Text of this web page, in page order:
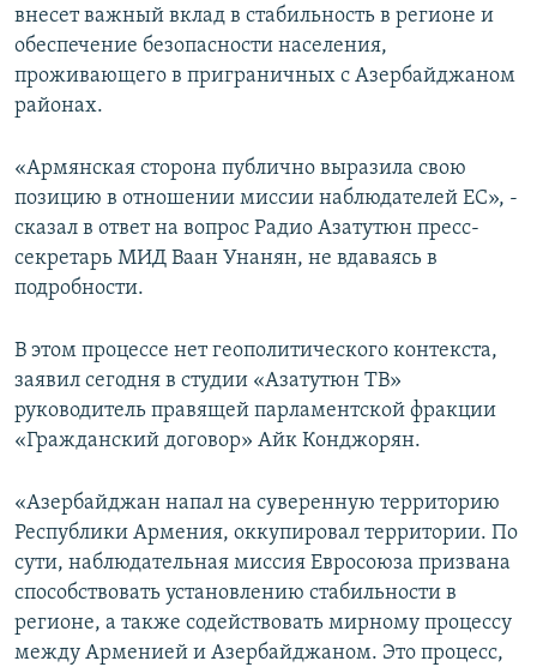
внесет важный вклад в стабильность в регионе и
обеспечение безопасности населения,
проживающего в приграничных с Азербайджаном
районах.
«Армянская сторона публично выразила свою
позицию в отношении миссии наблюдателей ЕС», -
сказал в ответ на вопрос Радио Азатутюн пресс-
секретарь МИД Ваан Унанян, не вдаваясь в
подробности.
В этом процессе нет геополитического контекста,
заявил сегодня в студии «Азатутюн ТВ»
руководитель правящей парламентской фракции
«Гражданский договор» Айк Конджорян.
«Азербайджан напал на суверенную территорию
Республики Армения, оккупировал территории. По
сути, наблюдательная миссия Евросоюза призвана
способствовать установлению стабильности в
регионе, а также содействовать мирному процессу
между Арменией и Азербайджаном. Это процесс,